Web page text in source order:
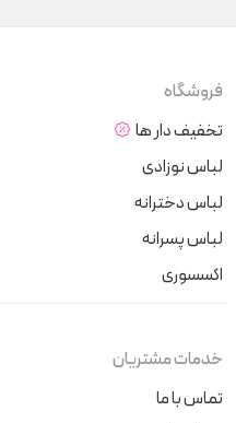
فروشگاه
تخفیف دار ها
لباس نوزادی
لباس دخترانه
لباس پسرانه
اکسسوری
خدمات مشتریان
تماس با ما